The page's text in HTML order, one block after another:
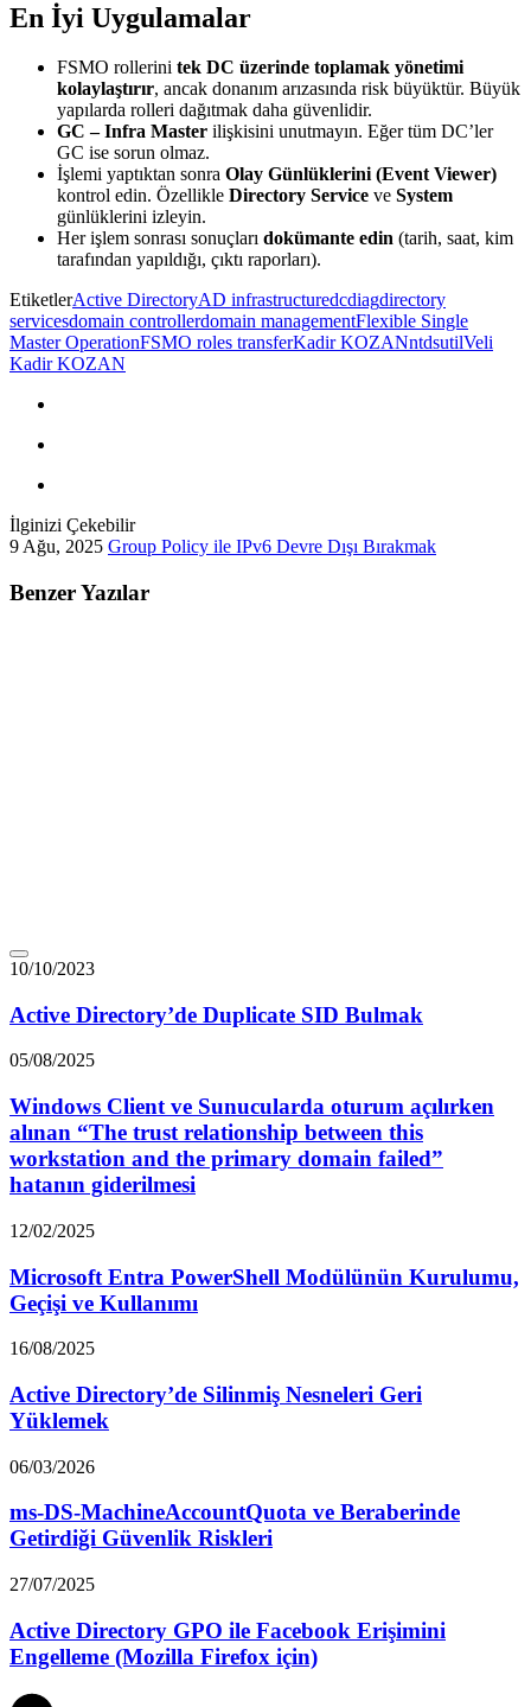
En İyi Uygulamalar
FSMO rollerini tek DC üzerinde toplamak yönetimi
kolaylaştırır, ancak donanım arızasında risk büyüktür. Büyük
yapılarda rolleri dağıtmak daha güvenlidir.
GC – Infra Master ilişkisini unutmayın. Eğer tüm DC’ler
GC ise sorun olmaz.
İşlemi yaptıktan sonra Olay Günlüklerini (Event Viewer)
kontrol edin. Özellikle Directory Service ve System
günlüklerini izleyin.
Her işlem sonrası sonuçları dokümante edin (tarih, saat, kim
tarafından yapıldığı, çıktı raporları).
EtiketlerActive DirectoryAD infrastructuredcdiagdirectory
servicesdomain controllerdomain managementFlexible Single
Master OperationFSMO roles transferKadir KOZANntdsutilVeli
Kadir KOZAN
İlginizi Çekebilir
9 Ağu, 2025 Group Policy ile IPv6 Devre Dışı Bırakmak
Benzer Yazılar
10/10/2023
Active Directory’de Duplicate SID Bulmak
05/08/2025
Windows Client ve Sunucularda oturum açılırken
alınan “The trust relationship between this
workstation and the primary domain failed”
hatanın giderilmesi
12/02/2025
Microsoft Entra PowerShell Modülünün Kurulumu,
Geçişi ve Kullanımı
16/08/2025
Active Directory’de Silinmiş Nesneleri Geri
Yüklemek
06/03/2026
ms-DS-MachineAccountQuota ve Beraberinde
Getirdiği Güvenlik Riskleri
27/07/2025
Active Directory GPO ile Facebook Erişimini
Engelleme (Mozilla Firefox için)